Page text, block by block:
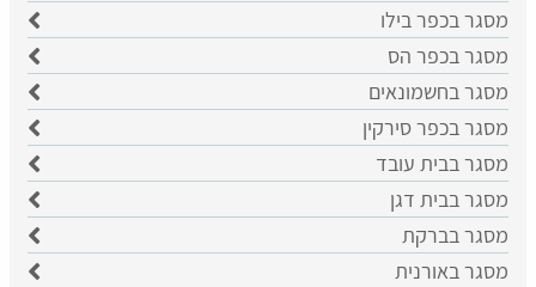
מסגר בכפר בילו
מסגר בכפר הס
מסגר בחשמונאים
מסגר בכפר סירקין
מסגר בבית עובד
מסגר בבית דגן
מסגר בברקת
מסגר באורנית